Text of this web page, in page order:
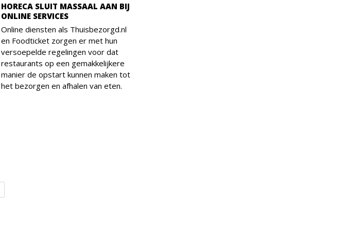
HORECA SLUIT MASSAAL AAN BIJ
ONLINE SERVICES
Online diensten als Thuisbezorgd.nl
en Foodticket zorgen er met hun
versoepelde regelingen voor dat
restaurants op een gemakkelijkere
manier de opstart kunnen maken tot
het bezorgen en afhalen van eten.